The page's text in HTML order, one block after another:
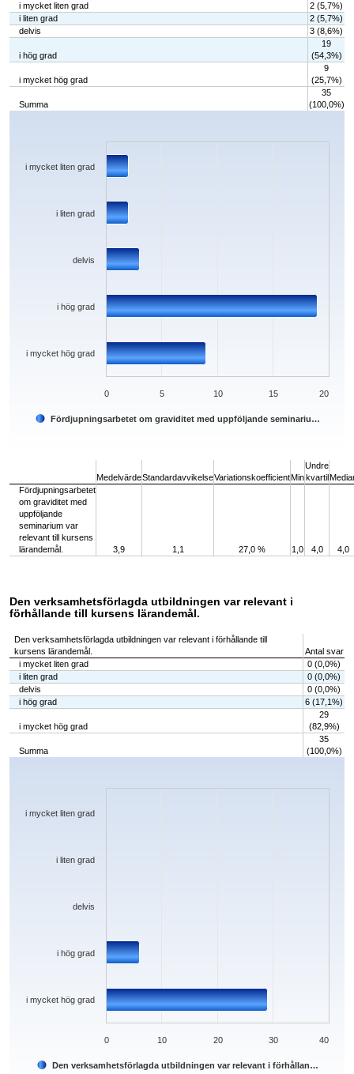
i mycket liten grad
2 (5,7%)
i liten grad
2 (5,7%)
delvis
3 (8,6%)
i hög grad
19
(54,3%)
i mycket hög grad
9
(25,7%)
Summa
35
(100,0%)
Chart
The chart has 1 X axis displaying categories.
The chart has 1 Y axis displaying values. Data ranges from 2 to 19.
Fördjupningsarbetet om graviditet med uppföljande seminariu…
i mycket hög grad
i hög grad
delvis
i liten grad
i mycket liten grad
0 5 10 15 20
MedelvärdeStandardavvikelseVariationskoefficientMin
Undre
kvartil
Fördjupningsarbetet
om graviditet med
uppföljande
seminarium var
relevant till kursens
lärandemål.
3,9 1,1 27,0 % 1,0 4,0 4,0
Den verksamhetsförlagda utbildningen var relevant i
förhållande till kursens lärandemål.
Den verksamhetsförlagda utbildningen var relevant i förhållande till
kursens lärandemål.
Antal svar
i mycket liten grad
0 (0,0%)
i liten grad
0 (0,0%)
delvis
0 (0,0%)
i hög grad
6 (17,1%)
i mycket hög grad
29
(82,9%)
Summa
35
(100,0%)
Chart
The chart has 1 X axis displaying categories.
Den verksamhetsförlagda utbildningen var relevant i förhållan…
i mycket hög grad
i hög grad
delvis
i liten grad
i mycket liten grad
0 10 20 30 40